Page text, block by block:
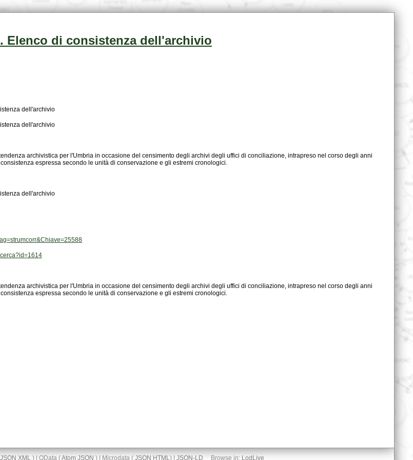
Elenco di consistenza dell'archivio
dell'archivio
dell'archivio
espressa secondo le unità di conservazione e gli estremi cronologici.
dell'archivio
espressa secondo le unità di conservazione e gli estremi cronologici.
JSON XML) | OData (Atom JSON ) | Microdata ( JSON HTML) | JSON-LD Browse in: LodLive